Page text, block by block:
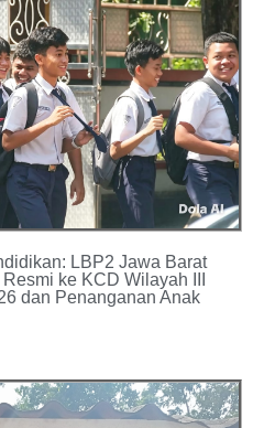
LBP2 Jawa Barat
ke KCD Wilayah III
dan Penanganan Anak